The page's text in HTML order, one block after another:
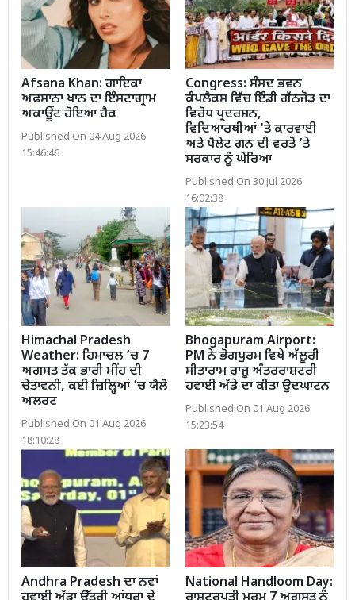
Afsana Khan: ਗਾਇਕਾ
ਅਫਸਾਨਾ ਖਾਨ ਦਾ ਇੰਸਟਾਗ੍ਰਾਮ
ਅਕਾਊਂਟ ਹੋਇਆ ਹੈਕ
Published On 04 Aug 2026
15:46:46
Congress: ਸੰਸਦ ਭਵਨ
ਕੰਪਲੈਕਸ ਵਿੱਚ ਇੰਡੀ ਗੱਠਜੋੜ ਦਾ
ਵਿਰੋਧ ਪ੍ਰਦਰਸ਼ਨ,
ਵਿਦਿਆਰਥੀਆਂ 'ਤੇ ਕਾਰਵਾਈ
ਅਤੇ ਪੈਲੇਟ ਗਨ ਦੀ ਵਰਤੋਂ ’ਤੇ
ਸਰਕਾਰ ਨੂੰ ਘੇਰਿਆ
Published On 30 Jul 2026
16:02:38
Himachal Pradesh
Weather: ਹਿਮਾਚਲ ’ਚ 7
ਅਗਸਤ ਤੱਕ ਭਾਰੀ ਮੀਂਹ ਦੀ
ਚੇਤਾਵਨੀ, ਕਈ ਜ਼ਿਲ੍ਹਿਆਂ ’ਚ ਯੈਲੋ
ਅਲਰਟ
Published On 01 Aug 2026
18:10:28
Bhogapuram Airport:
PM ਨੇ ਭੋਗਪੁਰਮ ਵਿਖੇ ਅੱਲੂਰੀ
ਸੀਤਾਰਾਮ ਰਾਜੂ ਅੰਤਰਰਾਸ਼ਟਰੀ
ਹਵਾਈ ਅੱਡੇ ਦਾ ਕੀਤਾ ਉਦਘਾਟਨ
Published On 01 Aug 2026
15:23:54
Andhra Pradesh ਦਾ ਨਵਾਂ
National Handloom Day: